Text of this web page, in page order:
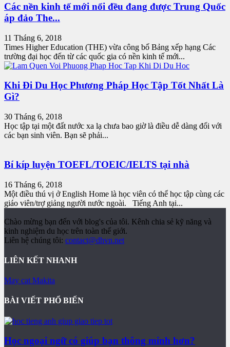
Các nền kinh tế mới nổi đều đang được Trung Quốc
áp đảo The...
11 Tháng 6, 2018
Times Higher Education (THE) vừa công bố Bảng xếp hạng Các
trường đại học đến từ các quốc gia có nền kinh tế mới...
Khi Đi Du Học Phương Pháp Học Tập Tốt Nhất Là
Gì?
30 Tháng 6, 2018
Học tập tại một đất nước xa lạ chưa bao giờ là điều dễ dàng đối với
các bạn sinh viên. Bạn sẽ phải...
Bí kíp luyện TOEFL/TOEIC/IELTS tại nhà
16 Tháng 6, 2018
Một điều thú vị ở English Home là học viên có thể học tập cùng các
giáo viên/trợ giảng người nước ngoài. Tiếng Anh tại...
Chào mừng bạn đến với blog's của tôi. Kênh chia sẻ kỹ năng và
kinh nghiệm du học trên toàn thế giới.
Liên hệ chúng tôi: contact@dhvn.net
LIÊN KẾT NHANH
May cat Makita
BÀI VIẾT PHỔ BIẾN
Học ngoại ngữ có giúp bạn thông minh hơn?